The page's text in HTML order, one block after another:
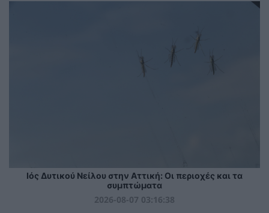
Ιός Δυτικού Νείλου στην Αττική: Οι περιοχές και τα
συμπτώματα
2026-08-07 03:16:38